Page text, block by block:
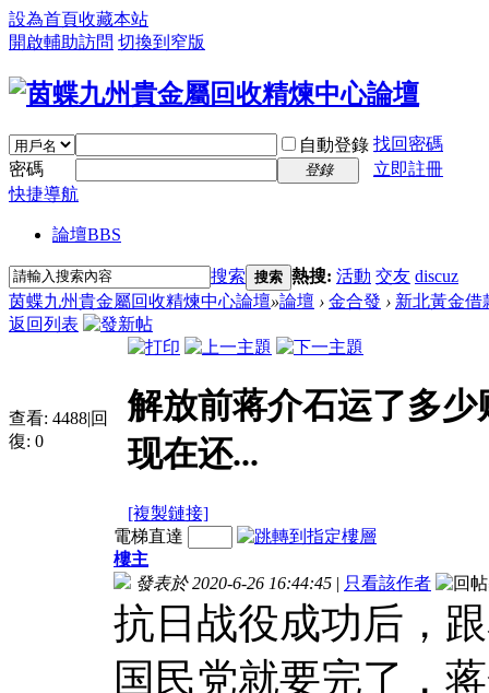
設為首頁收藏本站
開啟輔助訪問 切換到窄版
自動登錄 找回密碼
密碼
登錄
立即註冊
快捷導航
論壇BBS
搜索 搜索 熱搜: 活動 交友 discuz
茵蝶九州貴金屬回收精煉中心論壇»論壇 › 金合發 › 新北黃金借
返回列表
查看: 4488|回
復: 0
解放前蒋介石运了多
现在还...
[複製鏈接]
電梯直達
樓主
發表於 2020-6-26 16:44:45 | 只看該作者
抗日战役成功后，
国民党就要完了，